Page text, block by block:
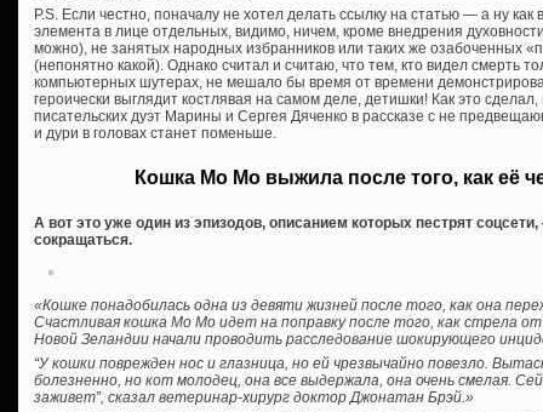
P.S. Если честно, поначалу не хотел делать ссылку на статью — а ну как
элемента в лице отдельных, видимо, ничем, кроме внедрения
можно), не занятых народных избранников или таких же озабоченных
(непонятно какой). Однако считал и считаю, что тем, кто видел смерть
компьютерных шутерах, не мешало бы время от времени
героически выглядит костлявая на самом деле, детишки! Как это
писательских дуэт Марины и Сергея Дяченко в рассказе с не
и дури в головах станет поменьше.
Кошка Мо Мо выжила после того, как её
А вот это уже один из эпизодов, описанием которых пестрят
сокращаться.
«Кошке понадобилась одна из девяти жизней после того, как она
Счастливая кошка Мо Мо идет на поправку после того, как стрела
Новой Зеландии начали проводить расследование шокирующего
“У кошки поврежден нос и глазница, но ей чрезвычайно повезло.
болезненно, но кот молодец, она все выдержала, она очень смелая.
заживет”, сказал ветеринар-хирург доктор Джонатан Брэй.»